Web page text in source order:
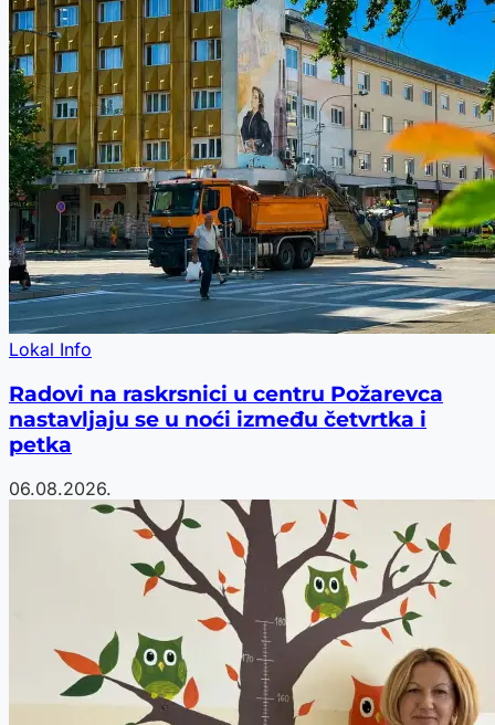
Lokal Info
Radovi na raskrsnici u centru Požarevca
nastavljaju se u noći između četvrtka i
petka
06.08.2026.